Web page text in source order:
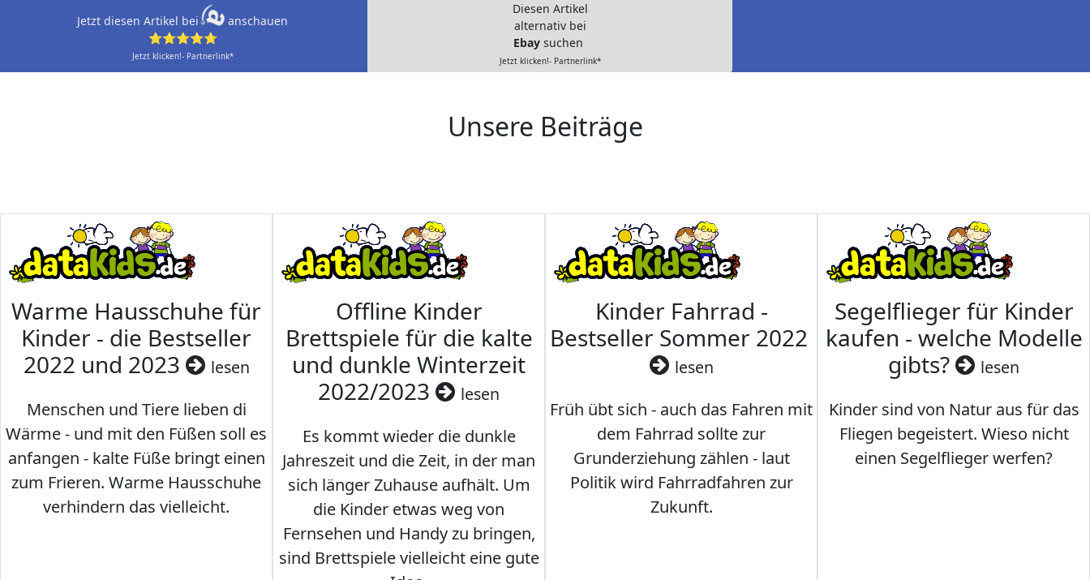
Jetzt diesen Artikel bei
anschauen
⭐⭐⭐⭐⭐
Jetzt klicken!- Partnerlink*
Diesen Artikel
alternativ bei
Ebay suchen
Jetzt klicken!- Partnerlink*
Unsere Beiträge
Warme Hausschuhe für
Kinder - die Bestseller
2022 und 2023
lesen
Menschen und Tiere lieben di
Wärme - und mit den Füßen soll es
anfangen - kalte Füße bringt einen
zum Frieren. Warme Hausschuhe
verhindern das vielleicht.
Offline Kinder
Brettspiele für die kalte
und dunkle Winterzeit
2022/2023
lesen
Es kommt wieder die dunkle
Jahreszeit und die Zeit, in der man
sich länger Zuhause aufhält. Um
die Kinder etwas weg von
Fernsehen und Handy zu bringen,
sind Brettspiele vielleicht eine gute
Kinder Fahrrad -
Bestseller Sommer 2022
lesen
Früh übt sich - auch das Fahren mit
dem Fahrrad sollte zur
Grunderziehung zählen - laut
Politik wird Fahrradfahren zur
Zukunft.
Segelflieger für Kinder
kaufen - welche Modelle
gibts?
lesen
Kinder sind von Natur aus für das
Fliegen begeistert. Wieso nicht
einen Segelflieger werfen?